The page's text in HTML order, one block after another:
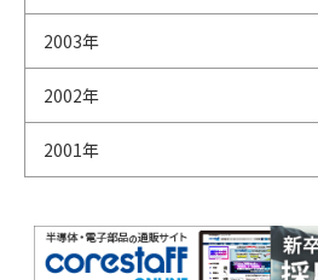
2003年
2002年
2001年